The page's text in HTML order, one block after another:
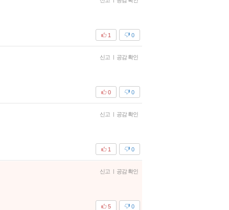
0
1
신고 | 공감 확인
0
0
신고 | 공감 확인
0
1
신고 | 공감 확인
0
5